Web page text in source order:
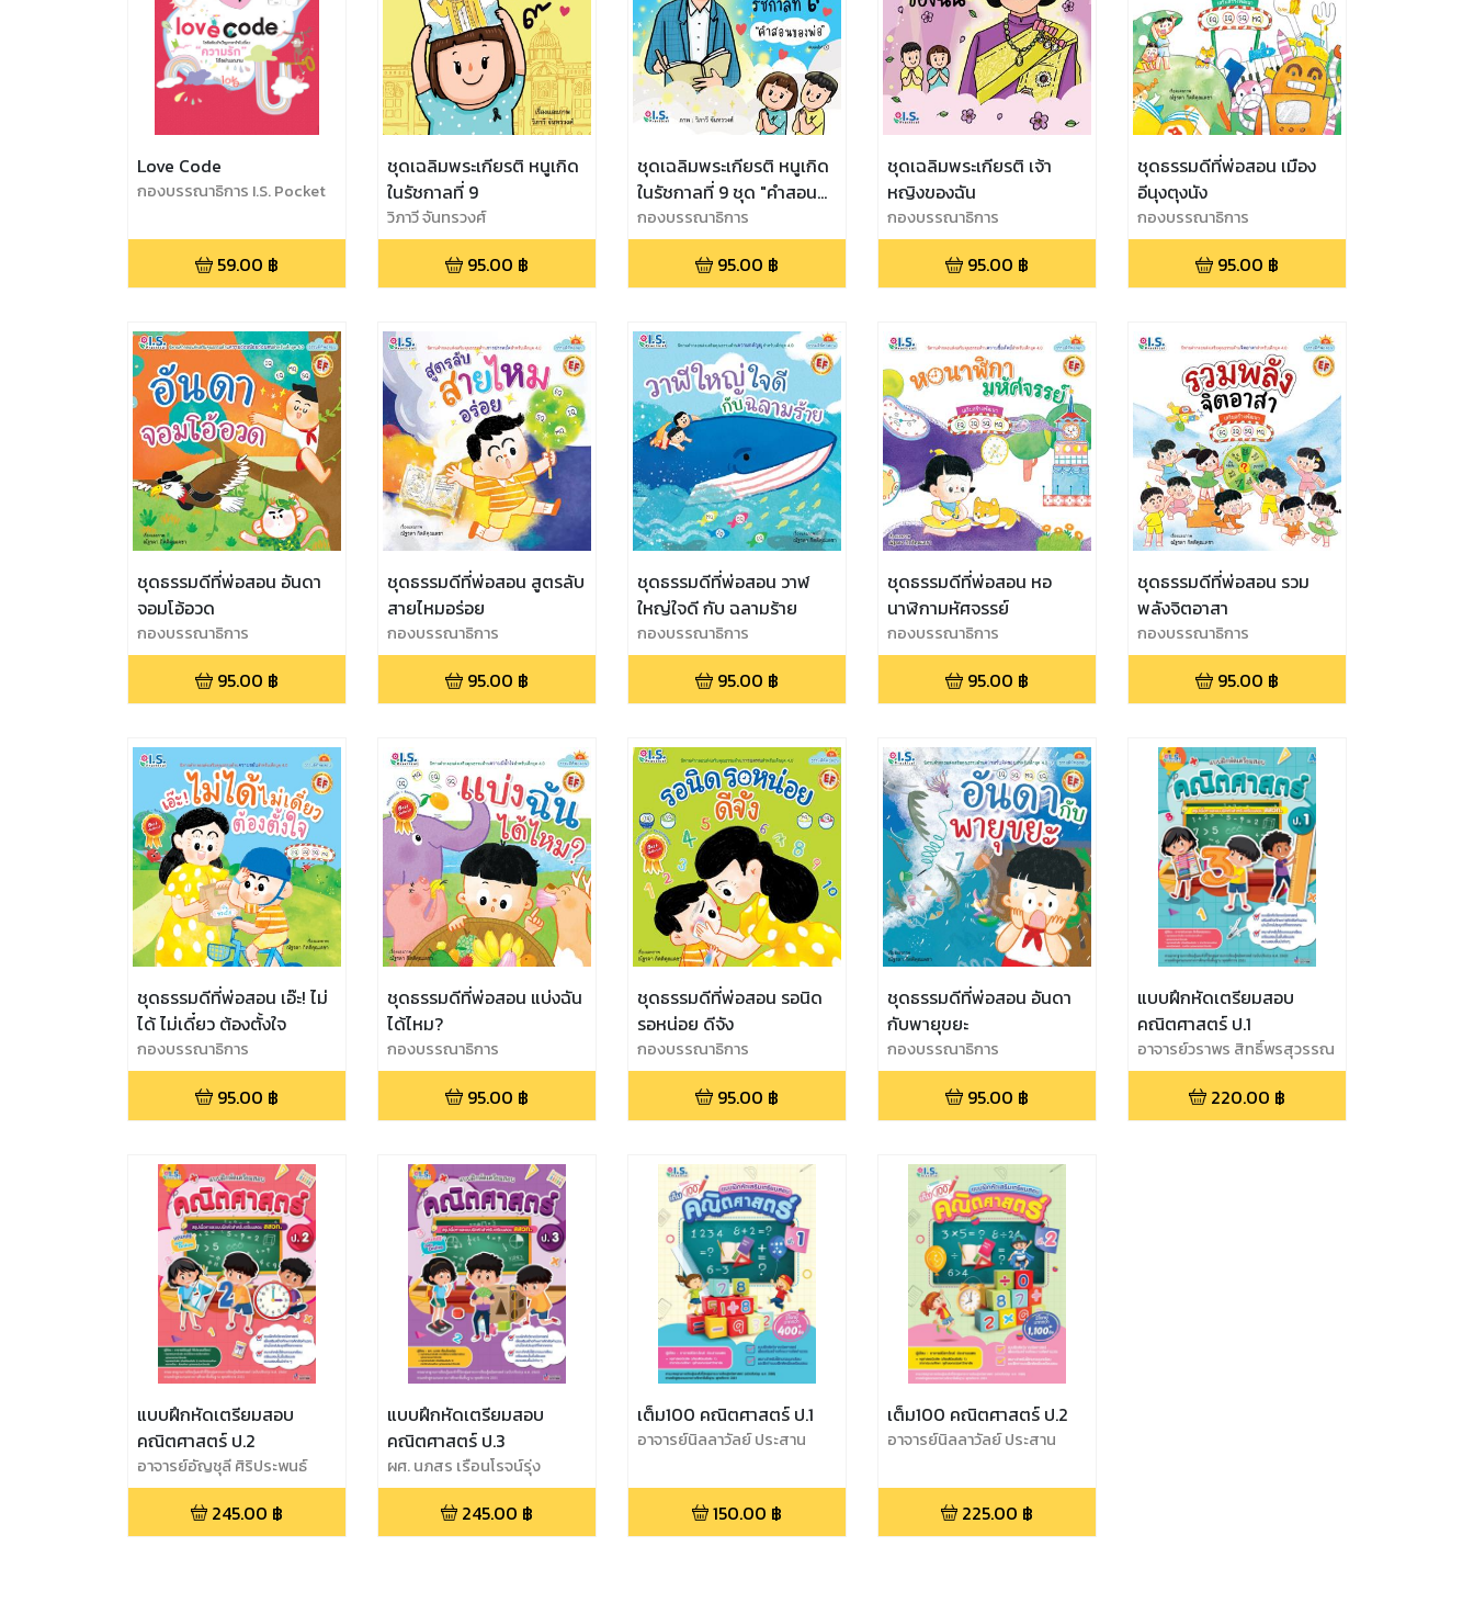
Love Code
กองบรรณาธิการ I.S. Pocket
59.00 ฿
ชุดเฉลิมพระเกียรติ หนูเกิด
ในรัชกาลที่ 9
วิภาวี จันทรวงศ์
95.00 ฿
ชุดเฉลิมพระเกียรติ หนูเกิด
ในรัชกาลที่ 9 ชุด "คำสอน
ของพ่อ"
กองบรรณาธิการ
95.00 ฿
ชุดเฉลิมพระเกียรติ เจ้า
หญิงของฉัน
กองบรรณาธิการ
95.00 ฿
ชุดธรรมดีที่พ่อสอน เมือง
อีนุงตุงนัง
กองบรรณาธิการ
95.00 ฿
ชุดธรรมดีที่พ่อสอน อันดา
จอมโอ้อวด
กองบรรณาธิการ
95.00 ฿
ชุดธรรมดีที่พ่อสอน สูตรลับ
สายไหมอร่อย
กองบรรณาธิการ
95.00 ฿
ชุดธรรมดีที่พ่อสอน วาฬ
ใหญ่ใจดี กับ ฉลามร้าย
กองบรรณาธิการ
95.00 ฿
ชุดธรรมดีที่พ่อสอน หอ
นาฬิกามหัศจรรย์
กองบรรณาธิการ
95.00 ฿
ชุดธรรมดีที่พ่อสอน รวม
พลังจิตอาสา
กองบรรณาธิการ
95.00 ฿
ชุดธรรมดีที่พ่อสอน เอ๊ะ! ไม่
ได้ ไม่เดี๋ยว ต้องตั้งใจ
กองบรรณาธิการ
95.00 ฿
ชุดธรรมดีที่พ่อสอน แบ่งฉัน
ได้ไหม?
กองบรรณาธิการ
95.00 ฿
ชุดธรรมดีที่พ่อสอน รอนิด
รอหน่อย ดีจัง
กองบรรณาธิการ
95.00 ฿
ชุดธรรมดีที่พ่อสอน อันดา
กับพายุขยะ
กองบรรณาธิการ
95.00 ฿
แบบฝึกหัดเตรียมสอบ
คณิตศาสตร์ ป.1
อาจารย์วราพร สิทธิ์พรสุวรรณ
220.00 ฿
แบบฝึกหัดเตรียมสอบ
คณิตศาสตร์ ป.2
อาจารย์อัญชุลี ศิริประพนธ์
โรจน์
245.00 ฿
แบบฝึกหัดเตรียมสอบ
คณิตศาสตร์ ป.3
ผศ. นภสร เรือนโรจน์รุ่ง
245.00 ฿
เต็ม100 คณิตศาสตร์ ป.1
อาจารย์นิลลาวัลย์ ประสาน
150.00 ฿
เต็ม100 คณิตศาสตร์ ป.2
อาจารย์นิลลาวัลย์ ประสาน
225.00 ฿